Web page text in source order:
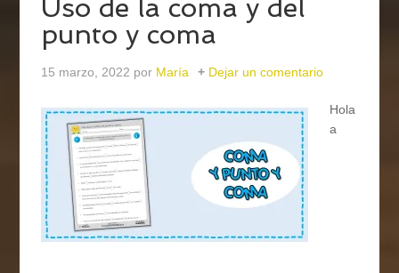
Uso de la coma y del
punto y coma
15 marzo, 2022 por María Dejar un comentario
Hola
a